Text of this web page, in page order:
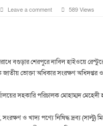
Leave a comment 589 Views
বগুড়ার শেরপুরে নাবিল হাইওয়ে
ভোক্তা অধিকার সংরক্ষণ অধিদপ্তর
সহকারি পরিচালক মোহাম্মদ মেহেদী
ও খাদ্য পণ্যে নিষিদ্ধ দ্রব্য (সাল্টু)